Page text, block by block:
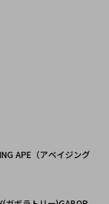
APE（アベイジング